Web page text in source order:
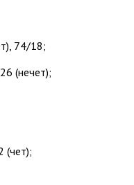
74/18;
(нечет);
(чет);